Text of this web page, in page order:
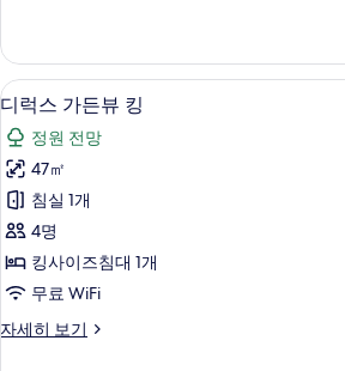
사
진
모
두
보
기
탠
다
드
뷰
킹
자
세
히
보
기
디
럭
스
가
든
뷰
킹
사
진
고급 침구
6
디럭스 가든뷰 킹
정원 전망
47㎡
침실 1개
4명
킹사이즈침대 1개
무료 WiFi
자세히 보기
디